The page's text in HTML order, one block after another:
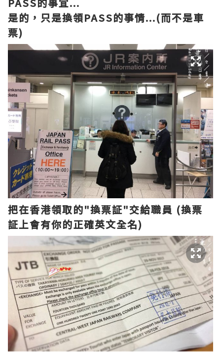
是的，只是換領PASS的事情...(而不是車
票)
把在香港領取的"換票証"交給職員 (換票
証上會有你的正確英文全名)